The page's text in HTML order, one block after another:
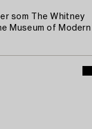
som The Whitney
Museum of Modern